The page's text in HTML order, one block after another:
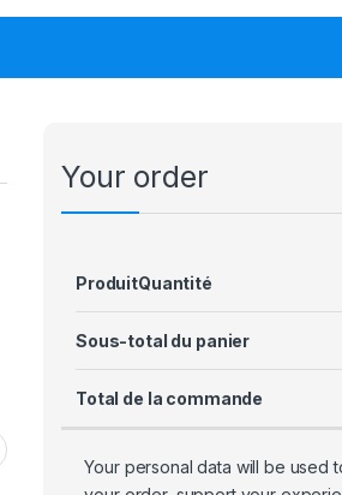
Your order
ProduitQuantité
Sous-total du panier
Total de la commande
Your personal data will be used